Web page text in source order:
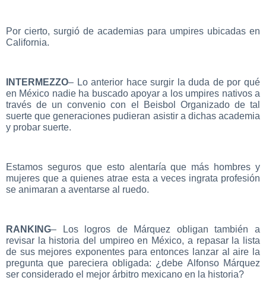
Por cierto, surgió de academias para umpires ubicadas en
California.
INTERMEZZO– Lo anterior hace surgir la duda de por qué
en México nadie ha buscado apoyar a los umpires nativos a
través de un convenio con el Beisbol Organizado de tal
suerte que generaciones pudieran asistir a dichas academia
y probar suerte.
Estamos seguros que esto alentaría que más hombres y
mujeres que a quienes atrae esta a veces ingrata profesión
se animaran a aventarse al ruedo.
RANKING– Los logros de Márquez obligan también a
revisar la historia del umpireo en México, a repasar la lista
de sus mejores exponentes para entonces lanzar al aire la
pregunta que pareciera obligada: ¿debe Alfonso Márquez
ser considerado el mejor árbitro mexicano en la historia?